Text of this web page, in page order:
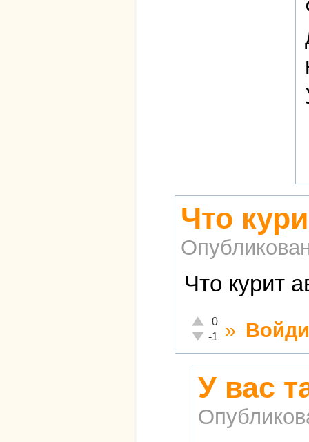
Что
Что курит
Отлично!
0
Неадекватно!
-1 »
У вас